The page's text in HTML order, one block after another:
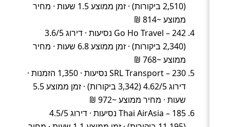
(2,510 ביקורות) · זמן ממוצע 1.5 שעות · מחיר
ממוצע ~814 ₪
Go Ho Travel – 242 נסיעות · דירוג 3.6/5
(2,340 ביקורות) · זמן ממוצע 6.8 שעות · מחיר
ממוצע ~768 ₪
SRL Transport – 230 נסיעות · 1,350 הזמנות ·
דירוג 4.62/5 (3,342 ביקורות) · זמן ממוצע 5.5
שעות · מחיר ממוצע ~972 ₪
Thai AirAsia – 185 נסיעות · דירוג 4.5/5